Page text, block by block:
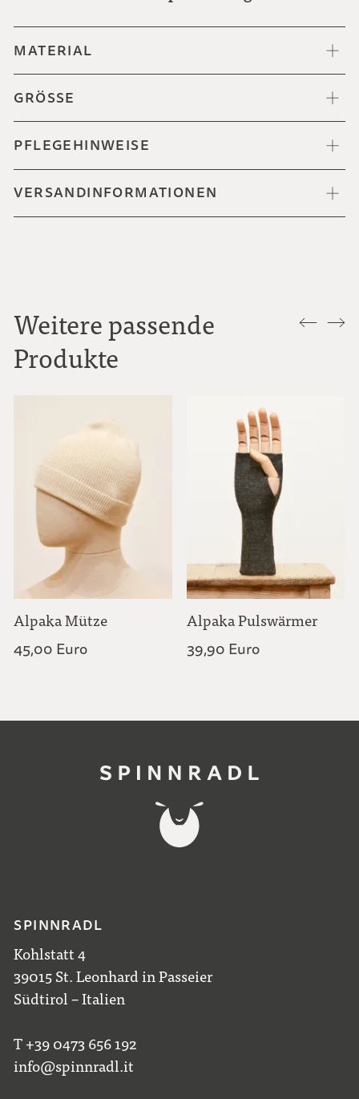
MATERIAL
GRÖSSE
PFLEGEHINWEISE
VERSANDINFORMATIONEN
Weitere passende
Produkte
Alpaka Mütze
45,00 Euro
Alpaka Pulswärmer
39,90 Euro
SPINNRADL
Kohlstatt 4
39015 St. Leonhard in Passeier
Südtirol – Italien
T +39 0473 656 192
info@spinnradl.it